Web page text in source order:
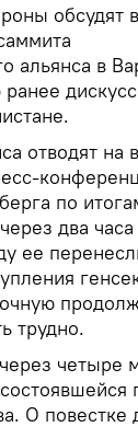
обсудят
альянса в
отводят на
по
два
ее
трудно.
четыре
О повестке